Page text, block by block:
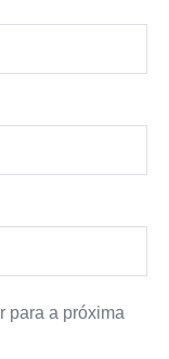
para a próxima